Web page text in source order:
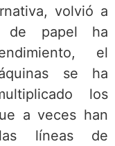
volvió a
de papel ha
el
se ha
los
a veces han
líneas de